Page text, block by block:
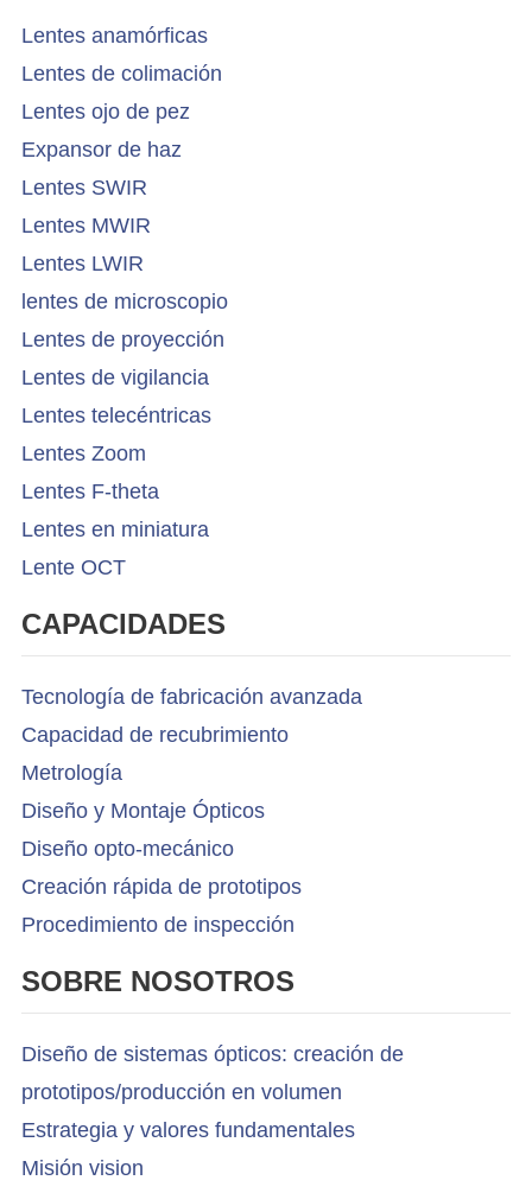
Lentes anamórficas
Lentes de colimación
Lentes ojo de pez
Expansor de haz
Lentes SWIR
Lentes MWIR
Lentes LWIR
lentes de microscopio
Lentes de proyección
Lentes de vigilancia
Lentes telecéntricas
Lentes Zoom
Lentes F-theta
Lentes en miniatura
Lente OCT
CAPACIDADES
Tecnología de fabricación avanzada
Capacidad de recubrimiento
Metrología
Diseño y Montaje Ópticos
Diseño opto-mecánico
Creación rápida de prototipos
Procedimiento de inspección
SOBRE NOSOTROS
Diseño de sistemas ópticos: creación de
prototipos/producción en volumen
Estrategia y valores fundamentales
Misión vision